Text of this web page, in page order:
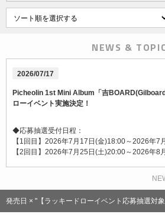
NEWS &
2026/07/17
Picheolin 1st Mini Album「吉
ローイベント実施決定！
◆応募抽選受付日程：
【1回目】2026年7月17日(金)18:00～2026年7
【2回目】2026年7月25日(土)20:00～2026年8
発売日 × "【ラッキードローイベント応募抽選対